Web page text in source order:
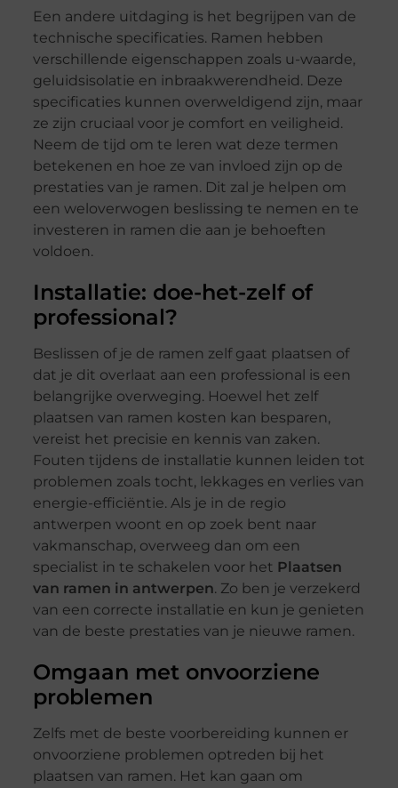
Een andere uitdaging is het begrijpen van de
technische specificaties. Ramen hebben
verschillende eigenschappen zoals u-waarde,
geluidsisolatie en inbraakwerendheid. Deze
specificaties kunnen overweldigend zijn, maar
ze zijn cruciaal voor je comfort en veiligheid.
Neem de tijd om te leren wat deze termen
betekenen en hoe ze van invloed zijn op de
prestaties van je ramen. Dit zal je helpen om
een weloverwogen beslissing te nemen en te
investeren in ramen die aan je behoeften
voldoen.
Installatie: doe-het-zelf of
professional?
Beslissen of je de ramen zelf gaat plaatsen of
dat je dit overlaat aan een professional is een
belangrijke overweging. Hoewel het zelf
plaatsen van ramen kosten kan besparen,
vereist het precisie en kennis van zaken.
Fouten tijdens de installatie kunnen leiden tot
problemen zoals tocht, lekkages en verlies van
energie-efficiëntie. Als je in de regio
antwerpen woont en op zoek bent naar
vakmanschap, overweeg dan om een
specialist in te schakelen voor het Plaatsen
van ramen in antwerpen. Zo ben je verzekerd
van een correcte installatie en kun je genieten
van de beste prestaties van je nieuwe ramen.
Omgaan met onvoorziene
problemen
Zelfs met de beste voorbereiding kunnen er
onvoorziene problemen optreden bij het
plaatsen van ramen. Het kan gaan om